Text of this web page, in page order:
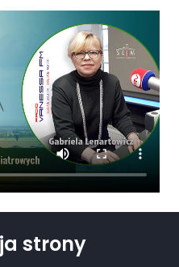
strony